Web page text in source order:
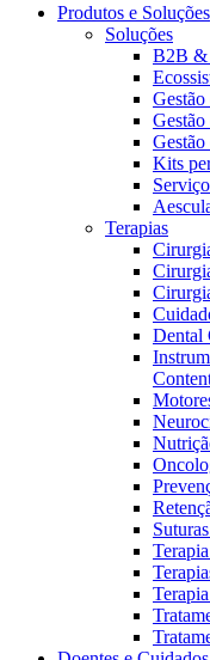
Catálogo de
Encontre o
da B. Braun com o
Centro de Inovação
Vamos
Saiba mais sobre o
Contactos
Produtos e Soluções
Soluções
B2B &
Gestão
Kits
Terapias
Dental